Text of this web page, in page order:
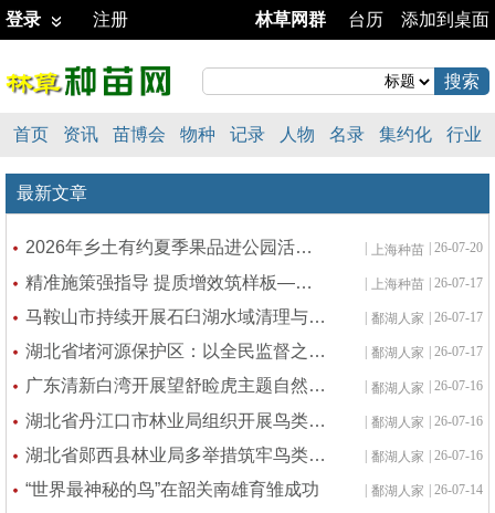
登录 注册 林草网群 台历 添加到桌面
首页 资讯 苗博会 物种 记录 人物 名录 集约化 行业
最新文章
2026年乡土有约夏季果品进公园活动筹备会顺利召开 上海种苗 | 26-07-20
精准施策强指导 提质增效筑样板——扎实推进奉贤区森林可持续经营试点建设 | 上海种苗 | 26-07-17
马鞍山市持续开展石臼湖水域清理与生态修复 | 鄱湖人家 | 26-07-17
湖北省堵河源保护区：以全民监督之力 守牢绿水青山之底 鄱湖人家 | 26-07-17
广东清新白湾开展望舒睑虎主题自然教育活动 鄱湖人家 | 26-07-16
湖北省丹江口市林业局组织开展鸟类等野生动物专项执法检查 | 鄱湖人家 | 26-07-16
湖北省郧西县林业局多举措筑牢鸟类安全屏障 | 鄱湖人家 | 26-07-16
“世界最神秘的鸟”在韶关南雄育雏成功 鄱湖人家 | 26-07-14